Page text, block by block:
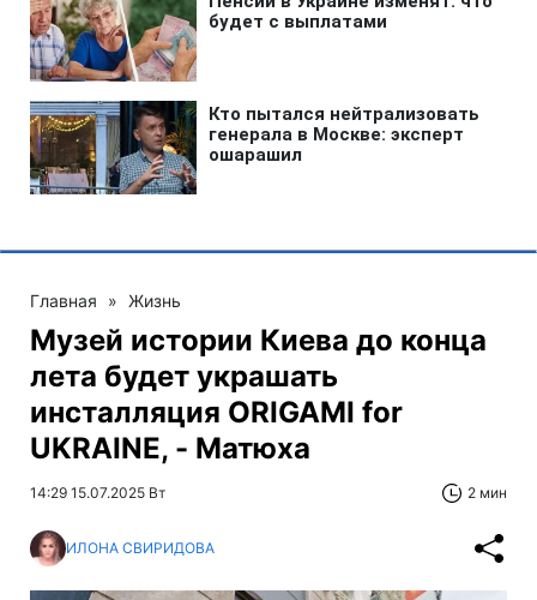
Главная » Жизнь
Музей истории Киева до конца
лета будет украшать
инсталляция ORIGAMI for
UKRAINE, - Матюха
14:29 15.07.2025 Вт 2 мин
ИЛОНА СВИРИДОВА